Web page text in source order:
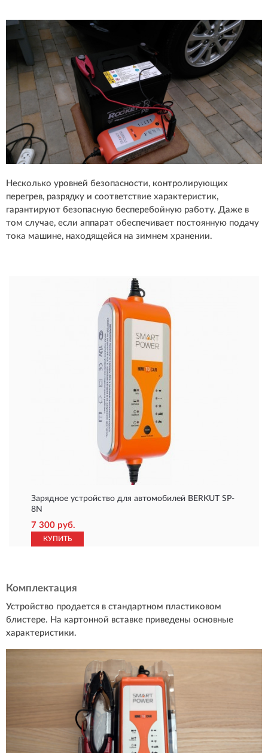
Несколько уровней безопасности, контролирующих
перегрев, разрядку и соответствие характеристик,
гарантируют безопасную бесперебойную работу. Даже в
том случае, если аппарат обеспечивает постоянную подачу
тока машине, находящейся на зимнем хранении.
Зарядное устройство для автомобилей BERKUT SP-
8N
7 300 руб.
КУПИТЬ
Комплектация
Устройство продается в стандартном пластиковом
блистере. На картонной вставке приведены основные
характеристики.